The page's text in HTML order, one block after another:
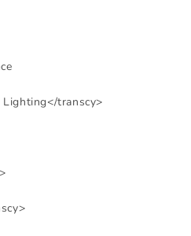
transcy>